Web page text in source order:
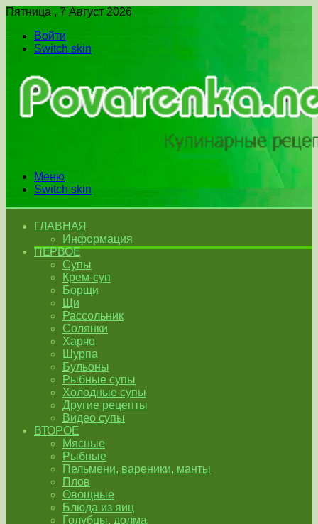
Пятница , 7 Август 2026
Войти
Switch skin
Меню
Switch skin
ГЛАВНАЯ
Информация
ПЕРВОЕ
Супы
Крем-суп
Борщи
Щи
Рассольник
Солянки
Харчо
Шурпа
Бульоны
Рыбные супы
Холодные супы
Другие рецепты
Видео супы
ВТОРОЕ
Мясные
Рыбные
Пельмени, вареники, манты
Плов
Овощные
Блюда из яиц
Голубцы, долма